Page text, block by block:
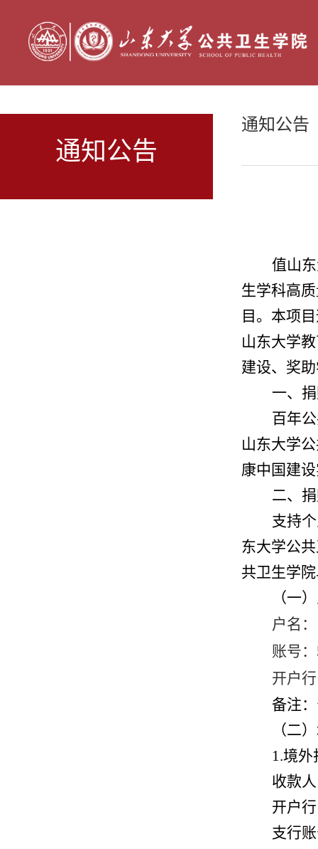
通知公告
通知公告
值山
生学科高
目。本项
山东大学
建设、奖
一、
百年
山东大学
康中国建
二、
支持
东大学公
共卫生学
（一
户名
账号：
开户
备注
（二
1.境外
收款
开户
支行